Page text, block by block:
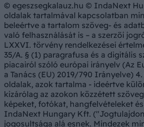
© egeszsegkalauz.hu © IndaNext
oldalak tartalmával kapcsolatban
beleértve a tartalom szöveg- és
való felhasználását is – a szerzői
LXXVI. törvény rendelkezései
35/A. § (1) paragrafusa és a digitális
piacairól szóló európai irányelv (Az
a Tanács (EU) 2019/790 Irányelve)
oldalak, azok tartalma - ideértve
kizárólag az azokon közzétett
képeket, fotókat, hangfelvételeket
IndaNext Hungary Kft.
jogosultsága alá esnek. Mindezek